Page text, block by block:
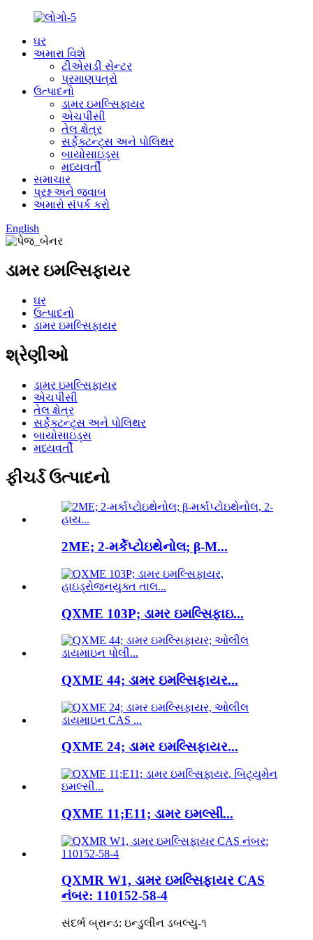
ઘર
અમારા વિશે
ટીએસડી સેન્ટર
પ્રમાણપત્રો
ઉત્પાદનો
ડામર ઇમલ્સિફાયર
એચપીસી
તેલ ક્ષેત્ર
સર્ફેક્ટન્ટ્સ અને પોલિથર
બાયોસાઇડ્સ
મધ્યવર્તી
સમાચાર
પ્રશ્ન અને જવાબ
અમારો સંપર્ક કરો
English
ડામર ઇમલ્સિફાયર
ઘર
ઉત્પાદનો
ડામર ઇમલ્સિફાયર
શ્રેણીઓ
ડામર ઇમલ્સિફાયર
એચપીસી
તેલ ક્ષેત્ર
સર્ફેક્ટન્ટ્સ અને પોલિથર
બાયોસાઇડ્સ
મધ્યવર્તી
ફીચર્ડ ઉત્પાદનો
2ME; 2-મર્કેપ્ટોઇથેનોલ; β-M...
QXME 103P; ડામર ઇમલ્સિફાઇ...
QXME 44; ડામર ઇમલ્સિફાયર...
QXME 24; ડામર ઇમલ્સિફાયર...
QXME 11;E11; ડામર ઇમલ્સી...
QXMR W1, ડામર ઇમલ્સિફાયર CAS
નંબર: 110152-58-4
સંદર્ભ બ્રાન્ડ: ઇન્ડુલીન ડબલ્યુ-૧